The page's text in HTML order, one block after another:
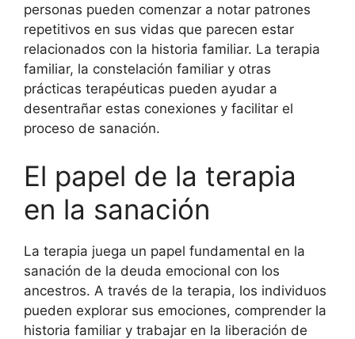
personas pueden comenzar a notar patrones
repetitivos en sus vidas que parecen estar
relacionados con la historia familiar. La terapia
familiar, la constelación familiar y otras
prácticas terapéuticas pueden ayudar a
desentrañar estas conexiones y facilitar el
proceso de sanación.
El papel de la terapia
en la sanación
La terapia juega un papel fundamental en la
sanación de la deuda emocional con los
ancestros. A través de la terapia, los individuos
pueden explorar sus emociones, comprender la
historia familiar y trabajar en la liberación de